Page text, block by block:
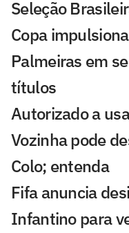
Seleção
Copa
Palmeiras em
títulos
Autorizado a
Vozinha pode
Colo; entenda
Fifa anuncia
Infantino para